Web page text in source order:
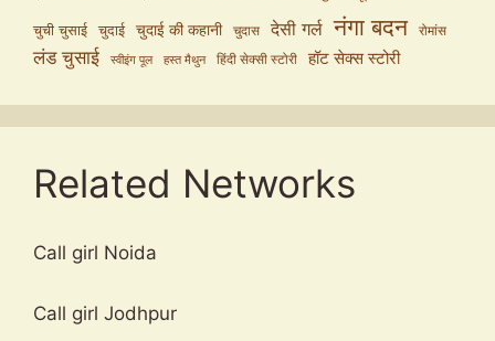
चुची चुसाई चुदाई चुदाई की कहानी चुदास देसी गर्ल नंगा बदन रोमांस
लंड चुसाई स्वीइंग पूल हस्त मैथुन हिंदी सेक्सी स्टोरी हॉट सेक्स स्टोरी
Related Networks
Call girl Noida
Call girl Jodhpur